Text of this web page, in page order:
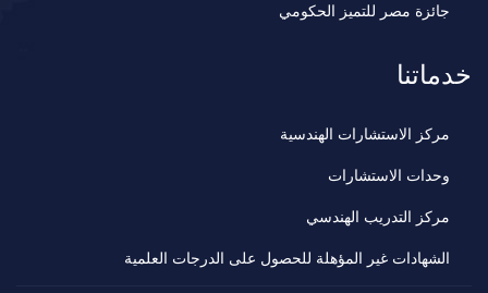
جائزة مصر للتميز الحكومي
خدماتنا
مركز الاستشارات الهندسية
وحدات الاستشارات
مركز التدريب الهندسي
الشهادات غير المؤهلة للحصول على الدرجات العلمية